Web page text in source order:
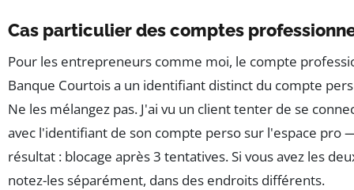
Cas particulier des comptes
Pour les entrepreneurs comme moi, le compte
Banque Courtois a un identifiant distinct du compte
Ne les mélangez pas. J'ai vu un client tenter de se
avec l'identifiant de son compte perso sur l'espace pro
résultat : blocage après 3 tentatives. Si vous avez les
notez-les séparément, dans des endroits différents.